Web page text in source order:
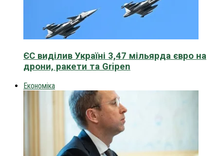
ЄС виділив Україні 3,47 мільярда євро на
дрони, ракети та Gripen
Економіка